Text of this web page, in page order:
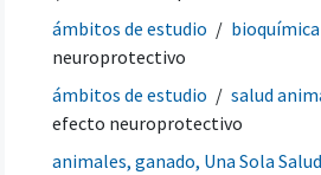
ámbitos de estudio bioquímica
neuroprotectivo
ámbitos de estudio
salud
efecto neuroprotectivo
animales, ganado, Una Sola Salud